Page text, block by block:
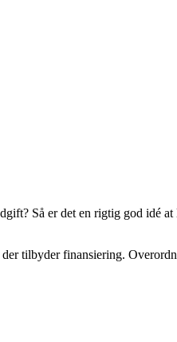
Så er det en rigtig god
tilbyder finansiering.